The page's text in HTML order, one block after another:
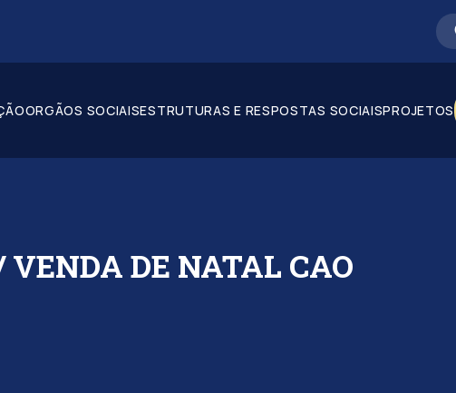
ORGÃOS SOCIAISESTRUTURAS E RESPOSTAS SOCIAISPROJETOS
VENDA DE NATAL CAO